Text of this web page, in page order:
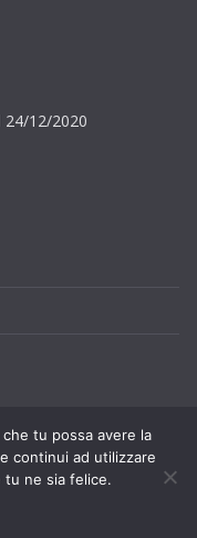
24/12/2020
i diritti riservati.
by
tu possa avere la
continui ad utilizzare
tu ne sia felice.